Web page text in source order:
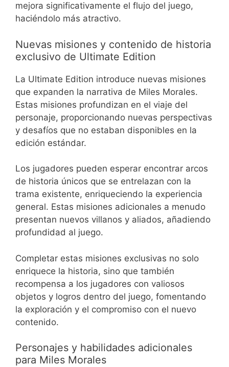
mejora significativamente el flujo del juego,
haciéndolo más atractivo.
Nuevas misiones y contenido de historia
exclusivo de Ultimate Edition
La Ultimate Edition introduce nuevas misiones
que expanden la narrativa de Miles Morales.
Estas misiones profundizan en el viaje del
personaje, proporcionando nuevas perspectivas
y desafíos que no estaban disponibles en la
edición estándar.
Los jugadores pueden esperar encontrar arcos
de historia únicos que se entrelazan con la
trama existente, enriqueciendo la experiencia
general. Estas misiones adicionales a menudo
presentan nuevos villanos y aliados, añadiendo
profundidad al juego.
Completar estas misiones exclusivas no solo
enriquece la historia, sino que también
recompensa a los jugadores con valiosos
objetos y logros dentro del juego, fomentando
la exploración y el compromiso con el nuevo
contenido.
Personajes y habilidades adicionales
para Miles Morales